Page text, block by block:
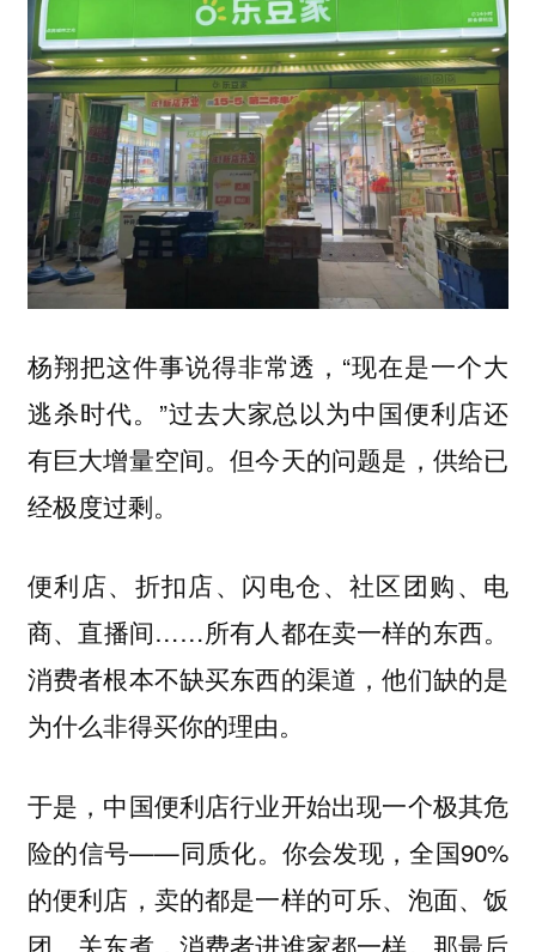
杨翔把这件事说得非常透，“现在是一个大
逃杀时代。”过去大家总以为中国便利店还
有巨大增量空间。但今天的问题是，供给已
经极度过剩。
便利店、折扣店、闪电仓、社区团购、电
商、直播间……所有人都在卖一样的东西。
消费者根本不缺买东西的渠道，他们缺的是
为什么非得买你的理由。
于是，中国便利店行业开始出现一个极其危
险的信号——同质化。你会发现，全国90%
的便利店，卖的都是一样的可乐、泡面、饭
团、关东煮，消费者进谁家都一样。那最后